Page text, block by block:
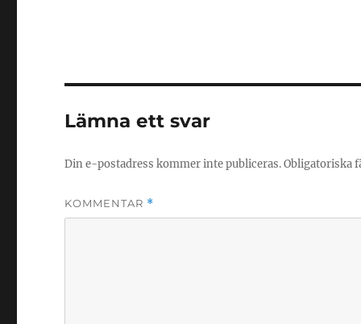
Lämna ett svar
Din e-postadress kommer inte publiceras.Obligatoriska
KOMMENTAR *